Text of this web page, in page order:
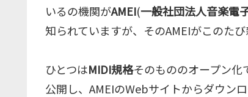
いるの機関がAMEI(一般社団法人音楽電
知られていますが、そのAMEIがこのた
ひとつはMIDI規格そのもののオープン化
公開し、AMEIのWebサイトからダウン